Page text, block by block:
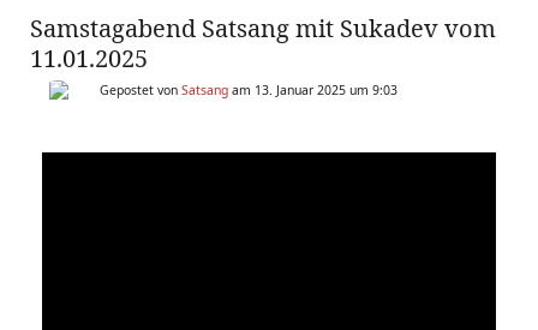
Samstagabend Satsang mit Sukadev vom
11.01.2025
Gepostet von Satsang am 13. Januar 2025 um 9:03